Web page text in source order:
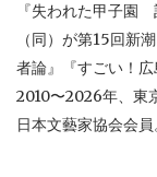
『失われた甲子園
（同）が第15回新
者論』『すごい！
2010〜2026年、東
日本文藝家協会会